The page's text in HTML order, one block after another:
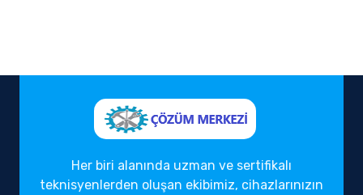
Her biri alanında uzman ve sertifikalı
teknisyenlerden oluşan ekibimiz, cihazlarınızın